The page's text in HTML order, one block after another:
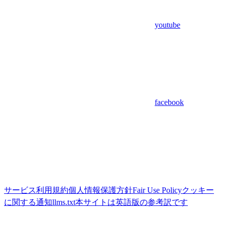
youtube
facebook
サービス利用規約個人情報保護方針Fair Use Policyクッキー
に関する通知llms.txt本サイトは英語版の参考訳です